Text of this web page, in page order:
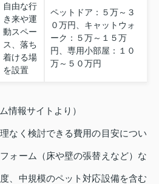
自由な行
き来や運
動スペー
ス、落ち
着ける場
を設置
ペットドア：５万～３
０万円、キャットウォ
ーク：５万～１５万
円、専用小部屋：１０
万～５０万円
情報サイトより）
なく検討できる費用の目安につい
ォーム（床や壁の張替えなど）な
、中規模のペット対応設備を含む